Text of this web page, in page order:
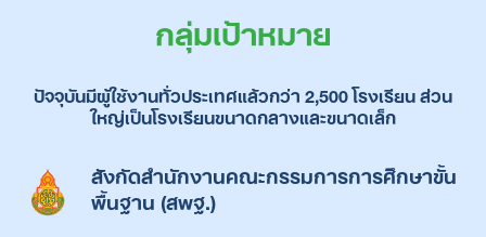
กลุ่มเป้าหมาย
ปัจจุบันมีผู้ใช้งานทั่วประเทศแล้วกว่า 2,500 โรงเรียน ส่วน
ใหญ่เป็นโรงเรียนขนาดกลางและขนาดเล็ก
สังกัดสำนักงานคณะกรรมการการศึกษาขั้น
พื้นฐาน (สพฐ.)